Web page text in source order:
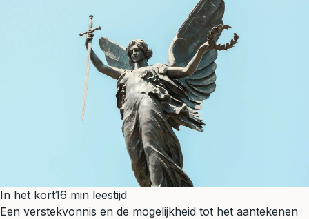
In het kort16 min leestijd
Een verstekvonnis en de mogelijkheid tot het aantekenen